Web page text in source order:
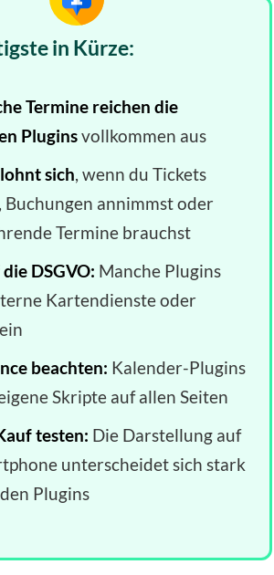
in Kürze:
Termine reichen die
Pluginsvollkommen aus
sich, wenn du Tickets
Buchungen annimmst oder
Termine brauchst
DSGVO: Manche Plugins
Kartendienste oder
beachten: Kalender-Plugins
Skripte auf allen Seiten
testen: Die Darstellung auf
unterscheidet sich stark
Plugins